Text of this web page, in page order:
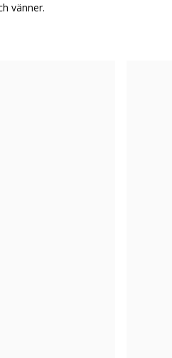
vänner.